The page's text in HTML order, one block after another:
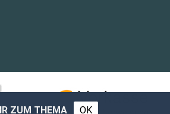
ZUM THEMA OK